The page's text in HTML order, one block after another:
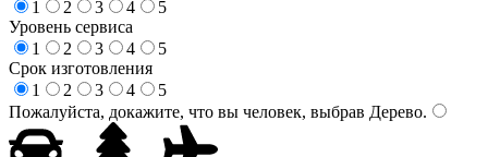
1
2 3 4
5
Уровень сервиса
1
2 3 4
5
Срок изготовления
1
2 3 4
5
Пожалуйста, докажите, что вы человек, выбрав Дерево.